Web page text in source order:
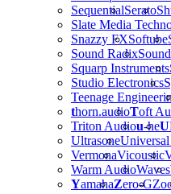
SequentialSerato
Slate Media
Snazzy FXSoftube
Sound Radix
Squarp Instruments
Studio Electronics
Teenage
thorn.audioToft
Triton Audiou-heU
Ultrasone
VermonaVicoustic
Warm AudioWaves
YamahaZero-G